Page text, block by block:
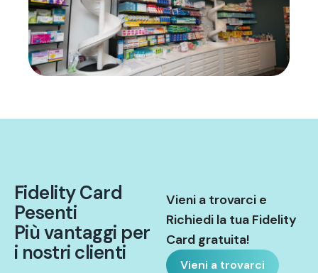
FidelityCard
Pesenti
Piùvantaggi per
i nostri clienti
Vieni a trovarci e
Richiedi la tua Fidelity
Card gratuita!
Vieni a trovarci